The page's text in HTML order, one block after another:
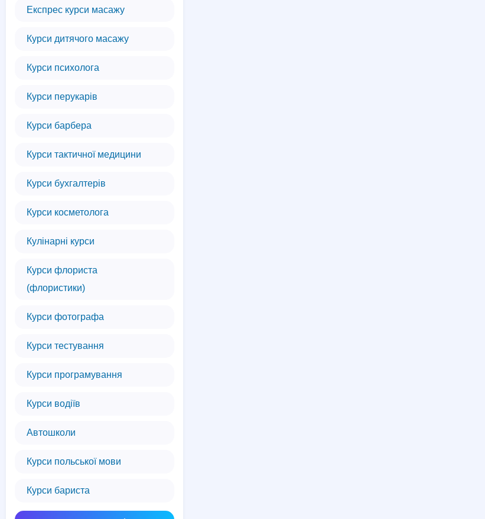
Експрес курси масажу
Курси дитячого масажу
Курси психолога
Курси перукарів
Курси барбера
Курси тактичної медицини
Курси бухгалтерів
Курси косметолога
Кулінарні курси
Курси флориста
(флористики)
Курси фотографа
Курси тестування
Курси програмування
Курси водіїв
Автошколи
Курси польської мови
Курси бариста